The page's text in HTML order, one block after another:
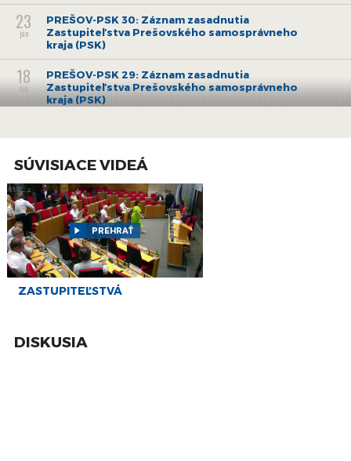
23
jún
PREŠOV-PSK 30: Záznam zasadnutia
Zastupiteľstva Prešovského samosprávneho
kraja (PSK)
18
máj
PREŠOV-PSK 29: Záznam zasadnutia
Zastupiteľstva Prešovského samosprávneho
kraja (PSK)
Zastupiteľstva Prešovského samosprávneho
9
feb
PREŠOV-PSK 27: Záznam zasadnutia
Zastupiteľstva Prešovského samosprávneho
kraja (PSK)
8
dec
PREŠOV-PSK 26: Záznam zasadnutia
Zastupiteľstva Prešovského samosprávneho
kraja (PSK)
18
PREŠOV-PSK 25: Záznam zasadnutia
13
PREŠOV-PSK 24: Záznam zasadnutia
SÚVISIACE VIDEÁ
PREHRAŤ
ZASTUPITEĽSTVÁ
DISKUSIA